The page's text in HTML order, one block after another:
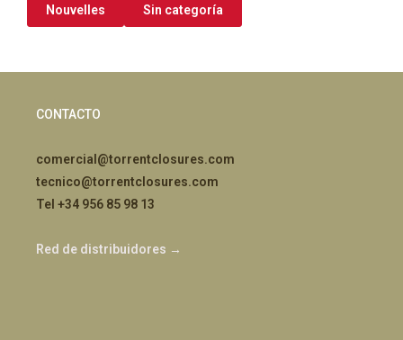
Nouvelles Sin categoría
CONTACTO
comercial@torrentclosures.com
tecnico@torrentclosures.com
Tel +34 956 85 98 13
Red de distribuidores →